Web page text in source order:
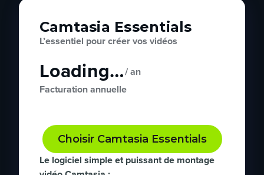
Camtasia Essentials
L’essentiel pour créer vos vidéos
Loading…/ an
Facturation annuelle
Choisir Camtasia Essentials
Le logiciel simple et puissant de montage